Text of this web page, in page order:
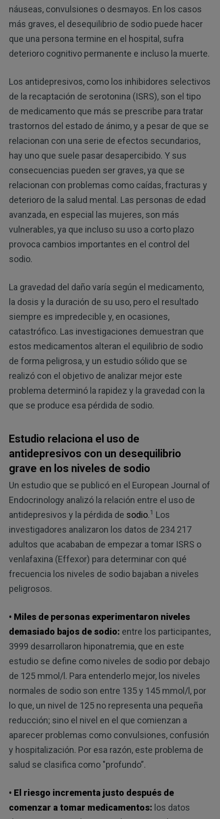
náuseas, convulsiones o desmayos. En los casos
más graves, el desequilibrio de sodio puede hacer
que una persona termine en el hospital, sufra
deterioro cognitivo permanente e incluso la muerte.
Los antidepresivos, como los inhibidores selectivos
de la recaptación de serotonina (ISRS), son el tipo
de medicamento que más se prescribe para tratar
trastornos del estado de ánimo, y a pesar de que se
relacionan con una serie de efectos secundarios,
hay uno que suele pasar desapercibido. Y sus
consecuencias pueden ser graves, ya que se
relacionan con problemas como caídas, fracturas y
deterioro de la salud mental. Las personas de edad
avanzada, en especial las mujeres, son más
vulnerables, ya que incluso su uso a corto plazo
provoca cambios importantes en el control del
sodio.
La gravedad del daño varía según el medicamento,
la dosis y la duración de su uso, pero el resultado
siempre es impredecible y, en ocasiones,
catastrófico. Las investigaciones demuestran que
estos medicamentos alteran el equilibrio de sodio
de forma peligrosa, y un estudio sólido que se
realizó con el objetivo de analizar mejor este
problema determinó la rapidez y la gravedad con la
que se produce esa pérdida de sodio.
Estudio relaciona el uso de
antidepresivos con un desequilibrio
grave en los niveles de sodio
Un estudio que se publicó en el European Journal of
Endocrinology analizó la relación entre el uso de
antidepresivos y la pérdida de sodio.1 Los
investigadores analizaron los datos de 234 217
adultos que acababan de empezar a tomar ISRS o
venlafaxina (Effexor) para determinar con qué
frecuencia los niveles de sodio bajaban a niveles
peligrosos.
• Miles de personas experimentaron niveles
demasiado bajos de sodio: entre los participantes,
3999 desarrollaron hiponatremia, que en este
estudio se define como niveles de sodio por debajo
de 125 mmol/l. Para entenderlo mejor, los niveles
normales de sodio son entre 135 y 145 mmol/l, por
lo que, un nivel de 125 no representa una pequeña
reducción; sino el nivel en el que comienzan a
aparecer problemas como convulsiones, confusión
y hospitalización. Por esa razón, este problema de
salud se clasifica como "profundo”.
• El riesgo incrementa justo después de
comenzar a tomar medicamentos: los datos